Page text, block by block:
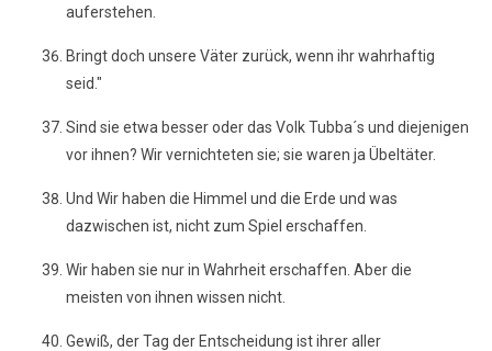
auferstehen.
Bringt doch unsere Väter zurück, wenn ihr wahrhaftig
seid."
Sind sie etwa besser oder das Volk Tubba´s und diejenigen
vor ihnen? Wir vernichteten sie; sie waren ja Übeltäter.
Und Wir haben die Himmel und die Erde und was
dazwischen ist, nicht zum Spiel erschaffen.
Wir haben sie nur in Wahrheit erschaffen. Aber die
meisten von ihnen wissen nicht.
Gewiß, der Tag der Entscheidung ist ihrer aller